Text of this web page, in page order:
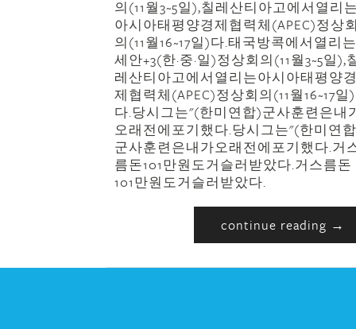
의(11월3~5일),칠레산티아고에서열리는
아시아태평양경제협력체(APEC)정상회
의(11월16~17일)다.태국방콕에서열리
세안+3(한·중·일)정상회의(11월3~5일),
레산티아고에서열리는아시아태평양경
제협력체(APEC)정상회의(11월16~17일)
다.당시그는"(한미연합)군사훈련은내
오래전에포기했다.당시그는"(한미연
군사훈련은내가오래전에포기했다.거
름돈101만원도거슬러받았다.거스름돈
101만원도거슬러받았다.
continue reading →